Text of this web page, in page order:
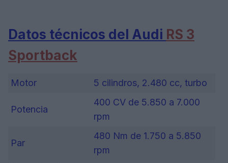
Datos técnicos del Audi RS 3
Sportback
Motor 5 cilindros, 2.480 cc, turbo
Potencia
400 CV de 5.850 a 7.000
rpm
Par
480 Nm de 1.750 a 5.850
rpm